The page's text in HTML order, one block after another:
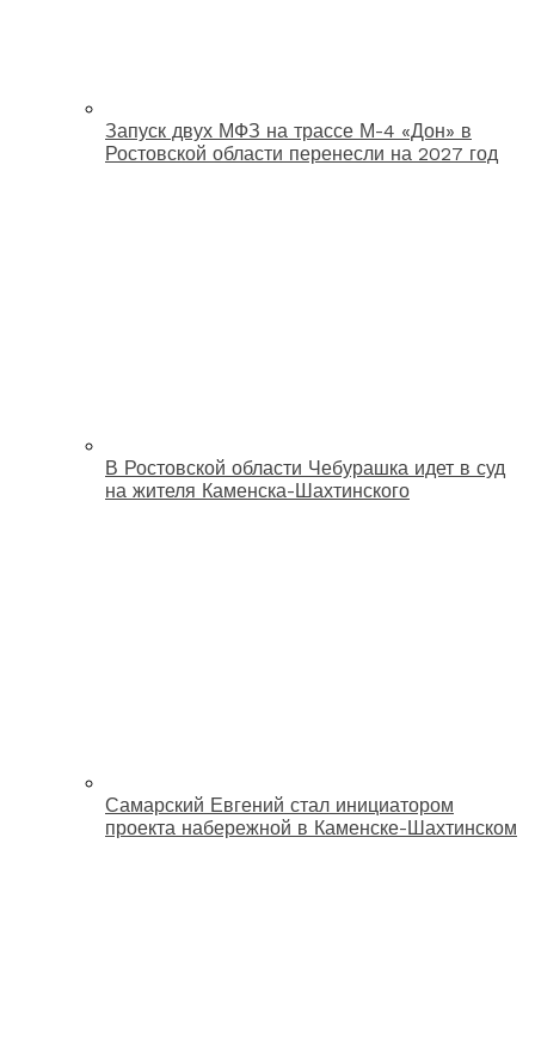
Запуск двух МФЗ на трассе М-4 «Дон» в
Ростовской области перенесли на 2027 год
В Ростовской области Чебурашка идет в суд
на жителя Каменска-Шахтинского
Самарский Евгений стал инициатором
проекта набережной в Каменске-Шахтинском